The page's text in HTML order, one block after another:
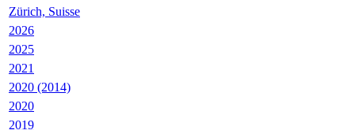
Zürich, Suisse
2026
2025
2021
2020 (2014)
2020
2019